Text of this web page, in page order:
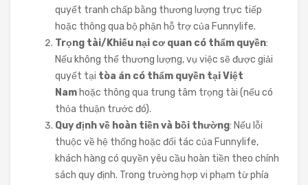
quyết tranh chấp bằng thương lượng trực tiếp
hoặc thông qua bộ phận hỗ trợ của Funnylife.
Trọng tài/Khiếu nại cơ quan có thẩm quyền:
Nếu không thể thương lượng, vụ việc sẽ được giải
quyết tại tòa án có thẩm quyền tại Việt
Nam hoặc thông qua trung tâm trọng tài (nếu có
thỏa thuận trước đó).
Quy định về hoàn tiền và bồi thường: Nếu lỗi
thuộc về hệ thống hoặc đối tác của Funnylife,
khách hàng có quyền yêu cầu hoàn tiền theo chính
sách quy định. Trong trường hợp vi phạm từ phía